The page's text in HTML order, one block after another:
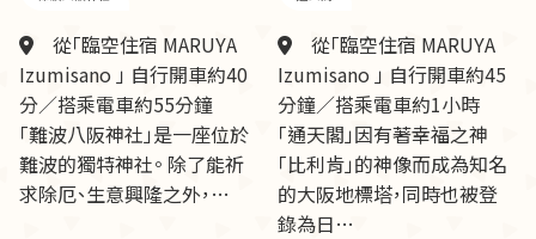
從「臨空住宿 MARUYA
Izumisano 」 自行開車約40
分／搭乘電車約55分鐘
「難波八阪神社」是一座位於
難波的獨特神社。 除了能祈
求除厄、生意興隆之外，…
從「臨空住宿 MARUYA
Izumisano 」 自行開車約45
分鐘／搭乘電車約1小時
「通天閣」因有著幸福之神
「比利肯」的神像而成為知名
的大阪地標塔，同時也被登
錄為日…